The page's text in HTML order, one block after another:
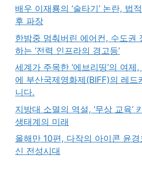
배우 이재룡의 ‘술타기’ 논란, 법
후 파장
한밤중 멈춰버린 에어컨, 수도권
하는 ‘전력 인프라의 경고등’
세계가 주목한 ‘에브리띵’의 여
에 부산국제영화제(BIFF)의 레드
니다.
지방대 소멸의 역설, ‘무상 교육’
생태계의 미래
올해만 10편, 다작의 아이콘 윤
신 전성시대